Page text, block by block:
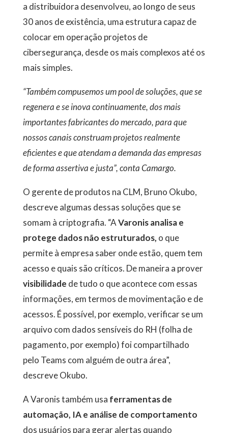
a distribuidora desenvolveu, ao longo de seus
30 anos de existência, uma estrutura capaz de
colocar em operação projetos de
cibersegurança, desde os mais complexos até os
mais simples.
“Também compusemos um pool de soluções, que se
regenera e se inova continuamente, dos mais
importantes fabricantes do mercado, para que
nossos canais construam projetos realmente
eficientes e que atendam a demanda das empresas
de forma assertiva e justa”, conta Camargo.
O gerente de produtos na CLM, Bruno Okubo,
descreve algumas dessas soluções que se
somam à criptografia. “AVaronis analisa e
protege dados não estruturados, o que
permite à empresa saber onde estão, quem tem
acesso e quais são críticos. De maneira a prover
visibilidade de tudo o que acontece com essas
informações, em termos de movimentação e de
acessos. É possível, por exemplo, verificar se um
arquivo com dados sensíveis do RH (folha de
pagamento, por exemplo) foi compartilhado
pelo Teams com alguém de outra área”,
descreve Okubo.
A Varonis também usa ferramentas de
automação, IA e análise de comportamento
dos usuários para gerar alertas quando